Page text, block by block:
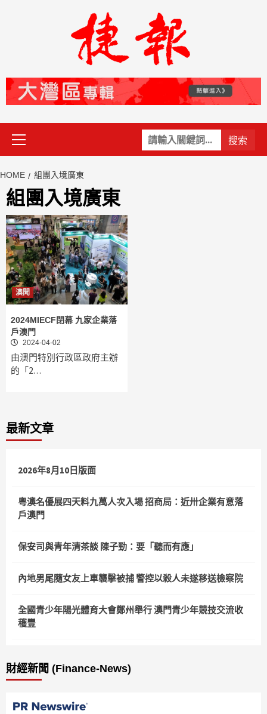
關
鍵
Primary
Menu
HOME 組團入境廣東
組團入境廣東
澳聞
2024MIECF閉幕 九家企業落
戶澳門
2024-04-02
由澳門特別行政區政府主辦
的「2…
最新文章
2026年8月10日版面
粵澳名優展四天料九萬人次入場 招商局：近卅企業有意落
戶澳門
保安司與青年清茶談 陳子勁：要「聽而有應」
內地男尾隨女友上車襲擊被捕 警控以殺人未遂移送檢察院
全國青少年陽光體育大會鄭州舉行 澳門青少年競技交流收
穫豐
財經新聞 (Finance-News)